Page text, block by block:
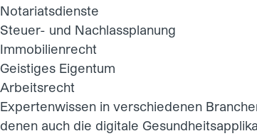
Notariatsdienste
Steuer- und Nachlassplanung
Immobilienrecht
Geistiges Eigentum
Arbeitsrecht
Expertenwissen in verschiedenen
denen auch die digitale